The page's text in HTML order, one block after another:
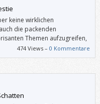
keine wirklichen
die packenden
Themen aufzugreifen,
braucht deutlich mehr
474 Views –0 Kommentare